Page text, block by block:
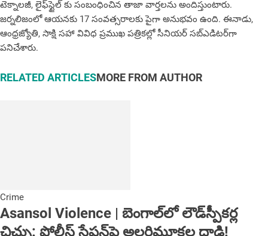
టెక్నాల‌జీ, లైఫ్‌స్టైల్‌ కు సంబంధించిన తాజా వార్తల‌ను అందిస్తుంటారు.
జర్నలిజంలో ఆయ‌న‌కు 17 సంవత్సరాలకు పైగా అనుభవం ఉంది. ఈనాడు,
ఆంధ్ర‌జ్యోతి, సాక్షి స‌హా వివిధ ప్ర‌ముఖ‌ ప‌త్రిక‌ల్లో సీనియ‌ర్‌ స‌బ్ఎడిట‌ర్‌గా
ప‌నిచేశారు.
RELATED ARTICLESMORE FROM AUTHOR
Crime
Asansol Violence | బెంగాల్‌లో లౌడ్‌స్పీకర్ల
చిచ్చు: పోలీస్ స్టేషన్‌పై అల్లరిమూకల దాడి!